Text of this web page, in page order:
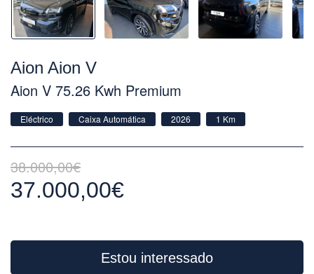
Aion Aion V
Aion V 75.26 Kwh Premium
Eléctrico Caixa Automática 2026 1 Km
38.000,00€
37.000,00€
Estou interessado